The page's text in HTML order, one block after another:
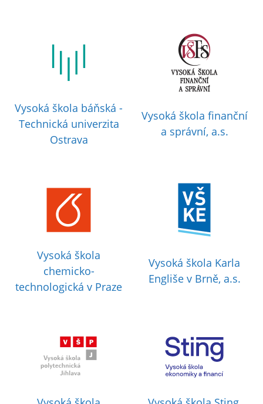
Vysoká škola báňská -
Technická univerzita
Ostrava
Vysoká škola finanční
a správní, a.s.
Vysoká škola
chemicko-
technologická v Praze
Vysoká škola Karla
Engliše v Brně, a.s.